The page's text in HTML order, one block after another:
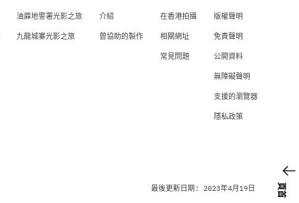
頁首
油蔴地警署光影之旅
九龍城寨光影之旅
介紹
曾協助的製作
在香港拍攝
相關網址
常見問題
版權聲明
免責聲明
公開資料
無障礙聲明
支援的瀏覽器
隱私政策
最後更新日期: 2023年4月19日